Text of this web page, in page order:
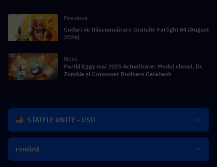
Previous
Coduri de Răscumpărare Gratuite Farlight 84 (August
2026)
Next
Partid Eggy mai 2025 Actualizare: Modul clasat, Dr.
Zombie și Crossover Brothers Calabash
STATELE UNITE - USD
română